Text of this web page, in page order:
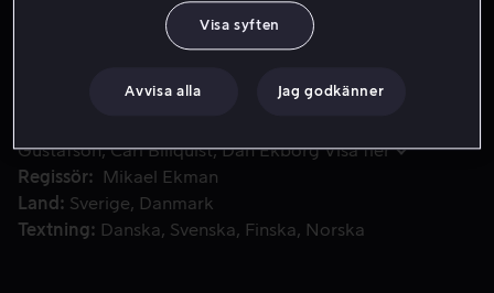
den perfekta kuppen. Sickan, Vanheden och Rocky ska
bryta sig in hos gangsterbossen Wall-Enberg. Till hjälp
Gustafson Carl Billquist Dan Ekborg Visa fler
Regissör
Mikael Ekman
Land
Sverige
Danmark
Textning
Danska Svenska Finska Norska
Visa syften
Avvisa alla Jag godkänner